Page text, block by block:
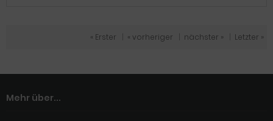
« Erster « vorheriger nächster » Letzter »
Mehr über...